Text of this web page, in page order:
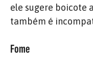
ele sugere boicote
também é
Fome